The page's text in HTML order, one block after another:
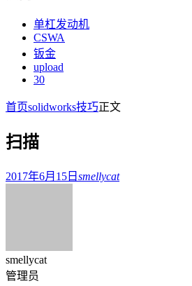
单杠发动机
CSWA
钣金
upload
30
首页solidworks技巧正文
扫描
2017年6月15日 smellycat
smellycat
管理员